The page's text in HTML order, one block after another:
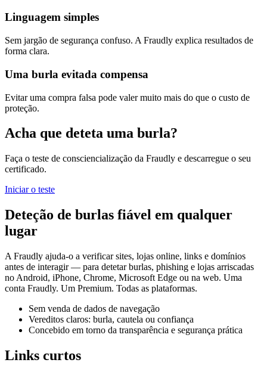
Linguagem simples
Sem jargão de segurança confuso. A Fraudly explica resultados de
forma clara.
Uma burla evitada compensa
Evitar uma compra falsa pode valer muito mais do que o custo de
proteção.
Acha que deteta uma burla?
Faça o teste de consciencialização da Fraudly e descarregue o seu
certificado.
Iniciar o teste
Deteção de burlas fiável em qualquer
lugar
A Fraudly ajuda-o a verificar sites, lojas online, links e domínios
antes de interagir — para detetar burlas, phishing e lojas arriscadas
no Android, iPhone, Chrome, Microsoft Edge ou na web. Uma
conta Fraudly. Um Premium. Todas as plataformas.
Sem venda de dados de navegação
Vereditos claros: burla, cautela ou confiança
Concebido em torno da transparência e segurança prática
Links curtos